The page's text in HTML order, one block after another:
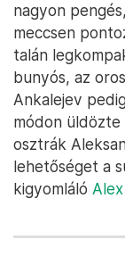
nagyon
meccsen
talán
bunyós, az
Ankalejev
módon
osztrák
lehetőséget a
kigyomláló